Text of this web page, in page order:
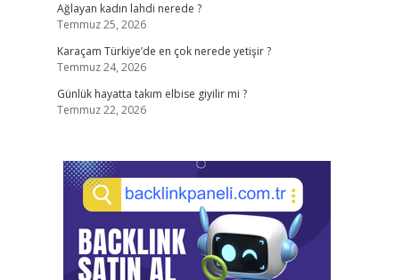
Ağlayan kadın lahdi nerede ?
Temmuz 25, 2026
Karaçam Türkiye’de en çok nerede yetişir ?
Temmuz 24, 2026
Günlük hayatta takım elbise giyilir mi ?
Temmuz 22, 2026